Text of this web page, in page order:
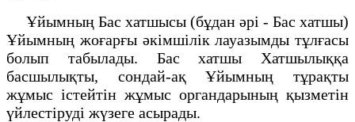
Ұйымның Бас хатшысы (бұдан әрі - Бас хатшы)
Ұйымның жоғарғы әкімшілік лауазымды тұлғасы
болып табылады. Бас хатшы Хатшылыққа
басшылықты, сондай-ақ Ұйымның тұрақты
жұмыс істейтін жұмыс органдарының қызметін
үйлестіруді жүзеге асырады.